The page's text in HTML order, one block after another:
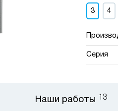
3 4
Серия
Наши работы 13